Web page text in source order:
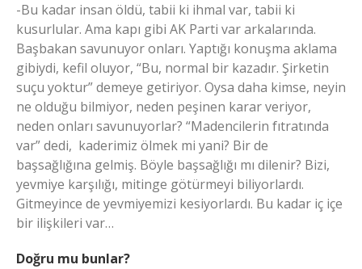
-Bu kadar insan öldü, tabii ki ihmal var, tabii ki
kusurlular. Ama kapı gibi AK Parti var arkalarında.
Başbakan savunuyor onları. Yaptığı konuşma aklama
gibiydi, kefil oluyor, “Bu, normal bir kazadır. Şirketin
suçu yoktur” demeye getiriyor. Oysa daha kimse, neyin
ne olduğu bilmiyor, neden peşinen karar veriyor,
neden onları savunuyorlar? “Madencilerin fıtratında
var” dedi, kaderimiz ölmek mi yani? Bir de
başsağlığına gelmiş. Böyle başsağlığı mı dilenir? Bizi,
yevmiye karşılığı, mitinge götürmeyi biliyorlardı.
Gitmeyince de yevmiyemizi kesiyorlardı. Bu kadar iç içe
bir ilişkileri var…
Doğru mu bunlar?